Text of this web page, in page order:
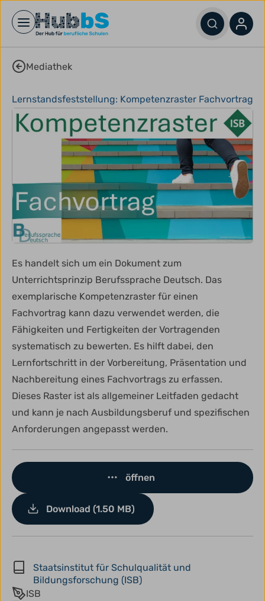
Open main menu
Mediathek
Lernstandsfeststellung: Kompetenzraster Fachvortrag
Es handelt sich um ein Dokument zum
Unterrichtsprinzip Berufssprache Deutsch. Das
exemplarische Kompetenzraster für einen
Fachvortrag kann dazu verwendet werden, die
Fähigkeiten und Fertigkeiten der Vortragenden
systematisch zu bewerten. Es hilft dabei, den
Lernfortschritt in der Vorbereitung, Präsentation und
Nachbereitung eines Fachvortrags zu erfassen.
Dieses Raster ist als allgemeiner Leitfaden gedacht
und kann je nach Ausbildungsberuf und spezifischen
Anforderungen angepasst werden.
öffnen
Download (1.50 MB)
Staatsinstitut für Schulqualität und
Bildungsforschung (ISB)
ISB